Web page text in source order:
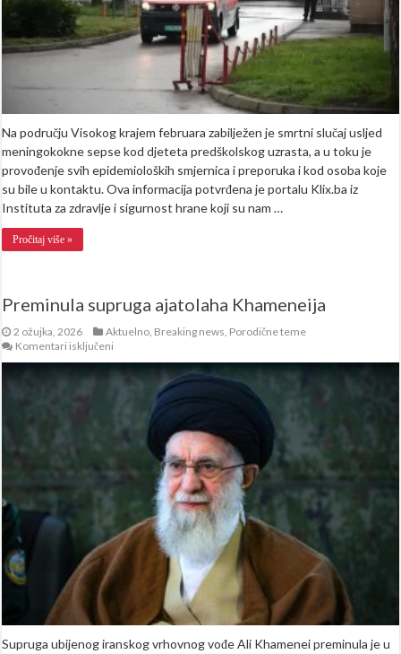
osoba
pod
nadzorom
Na području Visokog krajem februara zabilježen je smrtni slučaj usljed
meningokokne sepse kod djeteta predškolskog uzrasta, a u toku je
provođenje svih epidemioloških smjernica i preporuka i kod osoba koje
su bile u kontaktu. Ova informacija potvrđena je portalu Klix.ba iz
Instituta za zdravlje i sigurnost hrane koji su nam …
Pročitaj više »
Preminula supruga ajatolaha Khameneija
2 ožujka, 2026 Aktuelno Breaking news Porodične teme
Komentari isključeni
supruga
ajatolaha
Khameneija
Supruga ubijenog iranskog vrhovnog vođe Ali Khamenei preminula je u